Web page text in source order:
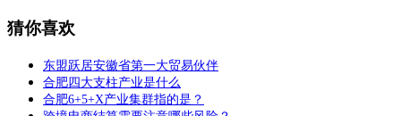
猜你喜欢
东盟跃居安徽省第一大贸易伙伴
合肥四大支柱产业是什么
合肥6+5+X产业集群指的是？